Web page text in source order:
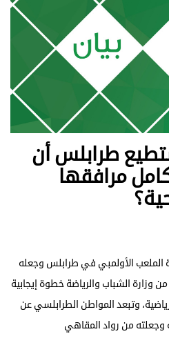
طرابلس أن
مرافقها
الملعب الأولمبي في طرابلس وجعله
وزارة الشباب والرياضة خطوة إيجابية
وتبعد المواطن الطرابلسي عن
وجعلته من رواد المقاهي